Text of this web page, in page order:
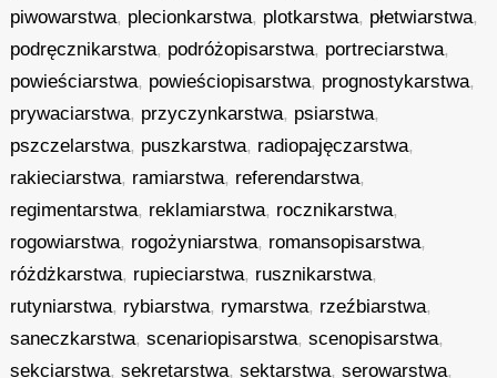
piwowarstwa, plecionkarstwa, plotkarstwa, płetwiarstwa,
podręcznikarstwa, podróżopisarstwa, portreciarstwa,
powieściarstwa, powieściopisarstwa, prognostykarstwa,
prywaciarstwa, przyczynkarstwa, psiarstwa,
pszczelarstwa, puszkarstwa, radiopajęczarstwa,
rakieciarstwa, ramiarstwa, referendarstwa,
regimentarstwa, reklamiarstwa, rocznikarstwa,
rogowiarstwa, rogożyniarstwa, romansopisarstwa,
różdżkarstwa, rupieciarstwa, rusznikarstwa,
rutyniarstwa, rybiarstwa, rymarstwa, rzeźbiarstwa,
saneczkarstwa,scenariopisarstwa,scenopisarstwa,
sekciarstwa,sekretarstwa,sektarstwa,serowarstwa,